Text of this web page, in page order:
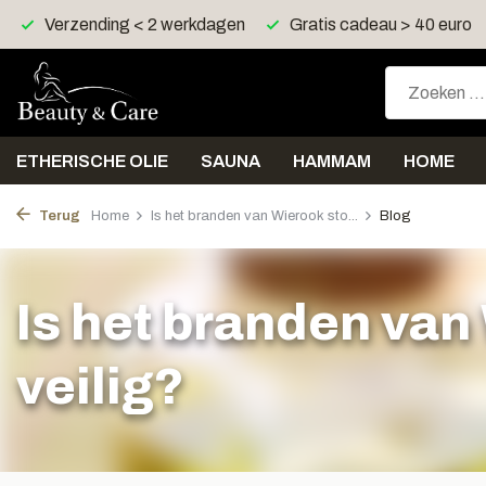
Gratis cadeau > 40 euro Gratis verzending > 30 euro
ETHERISCHE OLIE SAUNA HAMMAM HOME
Terug Home Is het branden van Wierook sto... Blog
Is het branden
veilig?